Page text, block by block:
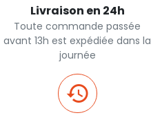
Livraison en 24h
Toute commande passée
avant 13h est expédiée dans la
journée